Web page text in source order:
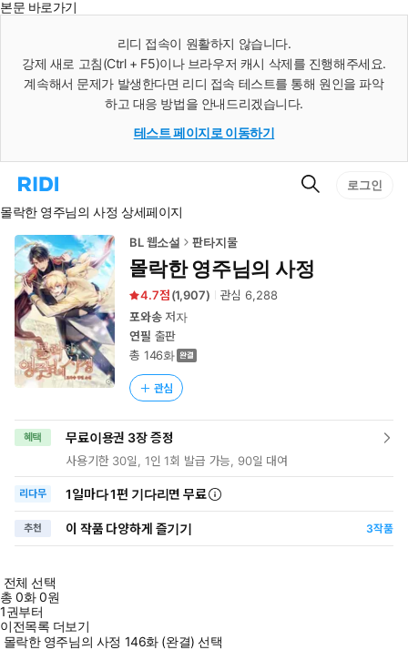
본문 바로가기
리디 접속이 원활하지 않습니다.
강제 새로 고침(Ctrl + F5)이나 브라우저 캐시 삭제를 진행해주세요.
계속해서 문제가 발생한다면 리디 접속 테스트를 통해 원인을 파악
하고 대응 방법을 안내드리겠습니다.
테스트 페이지로 이동하기
리
홈
로
이
동
검
로그인
몰락한 영주님의 사정 상세페이지
BL 웹소설 판타지물
몰락한 영주님의 사정
4.7 (1,907) 관심6,288
포와송저자
연필 출판
총 146화
관심
혜택 무료이용권 3장 증정
사용기한 30일, 1인 1회 발급 가능, 90일 대여
리다무 1일마다1편 기다리면 무료
추천 이 작품 다양하게 즐기기 3작품
전체 선택
총0화0원
1권부터
이전목록 더보기
몰락한 영주님의 사정 146화 (완결) 선택